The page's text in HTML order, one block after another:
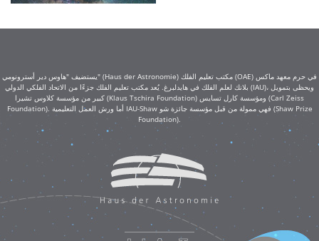
يستضيف "هاوس دير أسترونومي" (Haus der Astronomie) مكتب تعليم الفلك (OAE) في حرم معهد ماكس
بلانك لعلم الفلك في هايدلبرغ. يُعد مكتب تعليم الفلك جزءًا من الاتحاد الفلكي الدولي (IAU)، ويحظى بتمويل
كبير من مؤسسة كلاوس تشيرا (Klaus Tschira Foundation) ومؤسسة كارل تسايس (Carl Zeiss
Foundation). أما ورش العمل التعليمية IAU-Shaw فهي ممولة من قبل مؤسسة جائزة شو (Shaw Prize
Foundation).